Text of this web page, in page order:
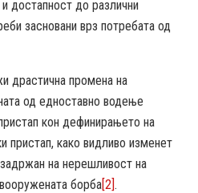
достапност до различни
засновани врз потребата од
драстична промена на
од едноставно водење
кон дефинирањето на
пристап, како видливо изменет
на нерешливост на
борба[2].